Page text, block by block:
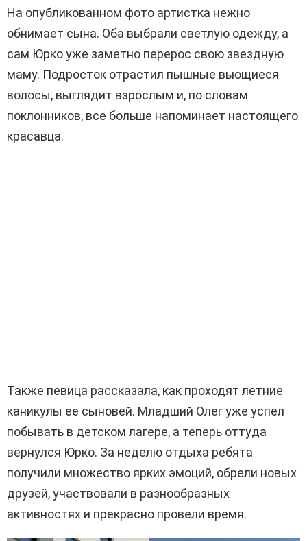
На опубликованном фото артистка нежно
обнимает сына. Оба выбрали светлую одежду, а
сам Юрко уже заметно перерос свою звездную
маму. Подросток отрастил пышные вьющиеся
волосы, выглядит взрослым и, по словам
поклонников, все больше напоминает настоящего
красавца.
Также певица рассказала, как проходят летние
каникулы ее сыновей. Младший Олег уже успел
побывать в детском лагере, а теперь оттуда
вернулся Юрко. За неделю отдыха ребята
получили множество ярких эмоций, обрели новых
друзей, участвовали в разнообразных
активностях и прекрасно провели время.